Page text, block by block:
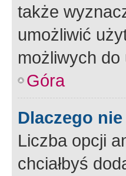
także
umożliwić
możliwych
Góra
Dlaczego
Liczba opcji
chciałbyś